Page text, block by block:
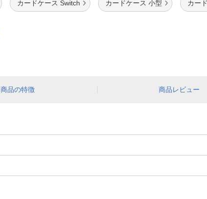
カードケース Switch カードケース 小型 カー
商品の特徴 商品レビュー